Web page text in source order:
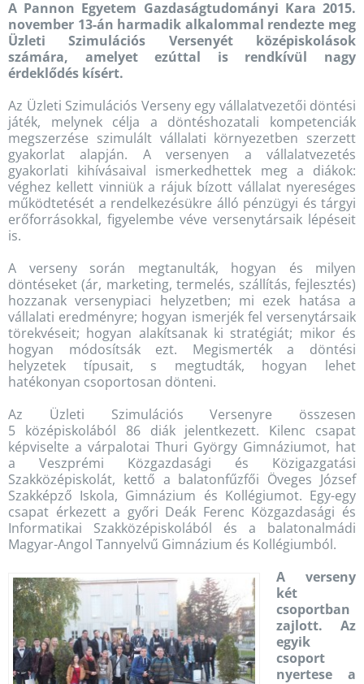
A Pannon Egyetem Gazdaságtudományi Kara 2015.
november 13-án harmadik alkalommal rendezte meg
Üzleti Szimulációs Versenyét középiskolások
számára, amelyet ezúttal is rendkívül nagy
érdeklődés kísért.
Az Üzleti Szimulációs Verseny egy vállalatvezetői döntési
játék, melynek célja a döntéshozatali kompetenciák
megszerzése szimulált vállalati környezetben szerzett
gyakorlat alapján. A versenyen a vállalatvezetés
gyakorlati kihívásaival ismerkedhettek meg a diákok:
véghez kellett vinniük a rájuk bízott vállalat nyereséges
működtetését a rendelkezésükre álló pénzügyi és tárgyi
erőforrásokkal, figyelembe véve versenytársaik lépéseit
is.
A verseny során megtanulták, hogyan és milyen
döntéseket (ár, marketing, termelés, szállítás, fejlesztés)
hozzanak versenypiaci helyzetben; mi ezek hatása a
vállalati eredményre; hogyan ismerjék fel versenytársaik
törekvéseit; hogyan alakítsanak ki stratégiát; mikor és
hogyan módosítsák ezt. Megismerték a döntési
helyzetek típusait, s megtudták, hogyan lehet
hatékonyan csoportosan dönteni.
Az Üzleti Szimulációs Versenyre összesen
5 középiskolából 86 diák jelentkezett. Kilenc csapat
képviselte a várpalotai Thuri György Gimnáziumot, hat
a Veszprémi Közgazdasági és Közigazgatási
Szakközépiskolát, kettő a balatonfűzfői Öveges József
Szakképző Iskola, Gimnázium és Kollégiumot. Egy-egy
csapat érkezett a győri Deák Ferenc Közgazdasági és
Informatikai Szakközépiskolából és a balatonalmádi
Magyar-Angol Tannyelvű Gimnázium és Kollégiumból.
A verseny
két
csoportban
zajlott. Az
egyik
csoport
nyertese a